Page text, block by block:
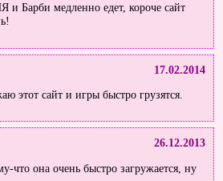
Барби медленно едет, короче сайт
17.02.2014
этот сайт и игры быстро грузятся.
26.12.2013
что она очень быстро загружается, ну